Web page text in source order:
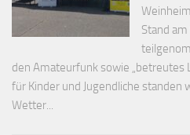
Stand
den Amateurfunk sowie „betreutes
für Kinder und Jugendliche standen
Wetter...